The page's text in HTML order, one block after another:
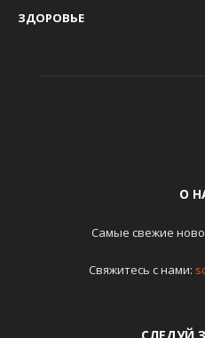
ЗДОРОВЬЕ
О
Самые свежие
Свяжитесь с нами:
СЛЕДУЙ